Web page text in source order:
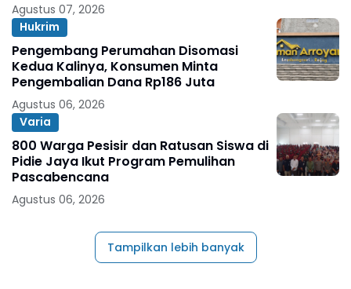
Agustus 07, 2026
Hukrim
Pengembang Perumahan Disomasi
Kedua Kalinya, Konsumen Minta
Pengembalian Dana Rp186 Juta
Agustus 06, 2026
Varia
800 Warga Pesisir dan Ratusan Siswa di
Pidie Jaya Ikut Program Pemulihan
Pascabencana
Agustus 06, 2026
Tampilkan lebih banyak